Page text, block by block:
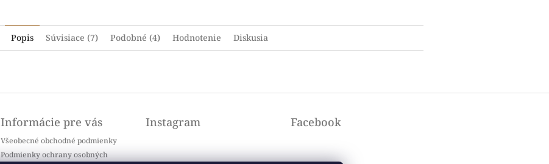
Popis Súvisiace (7) Podobné (4) Hodnotenie Diskusia
Informácie pre vás
Všeobecné obchodné podmienky
Podmienky ochrany osobných
Instagram Facebook